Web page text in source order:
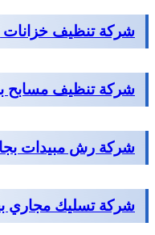
شركة تنظيف خزانات
شركة تنظيف مسابح
شركة رش مبيدات
شركة تسليك مجاري